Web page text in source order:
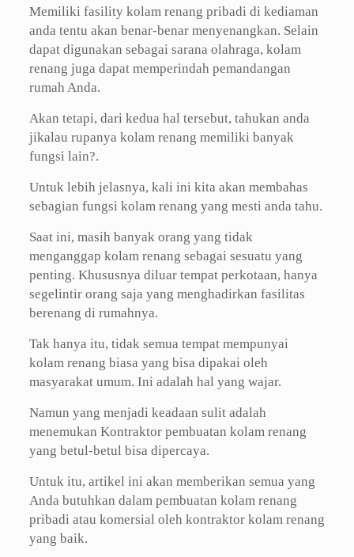
Memiliki fasility kolam renang pribadi di kediaman
anda tentu akan benar-benar menyenangkan. Selain
dapat digunakan sebagai sarana olahraga, kolam
renang juga dapat memperindah pemandangan
rumah Anda.
Akan tetapi, dari kedua hal tersebut, tahukan anda
jikalau rupanya kolam renang memiliki banyak
fungsi lain?.
Untuk lebih jelasnya, kali ini kita akan membahas
sebagian fungsi kolam renang yang mesti anda tahu.
Saat ini, masih banyak orang yang tidak
menganggap kolam renang sebagai sesuatu yang
penting. Khususnya diluar tempat perkotaan, hanya
segelintir orang saja yang menghadirkan fasilitas
berenang di rumahnya.
Tak hanya itu, tidak semua tempat mempunyai
kolam renang biasa yang bisa dipakai oleh
masyarakat umum. Ini adalah hal yang wajar.
Namun yang menjadi keadaan sulit adalah
menemukan Kontraktor pembuatan kolam renang
yang betul-betul bisa dipercaya.
Untuk itu, artikel ini akan memberikan semua yang
Anda butuhkan dalam pembuatan kolam renang
pribadi atau komersial oleh kontraktor kolam renang
yang baik.